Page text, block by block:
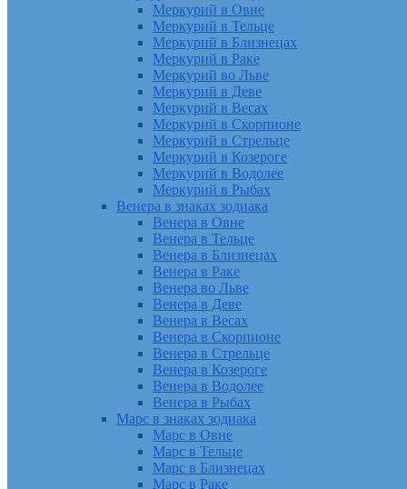
Меркурий в Овне
Меркурий в Тельце
Меркурий в Близнецах
Меркурий в Раке
Меркурий во Льве
Меркурий в Деве
Меркурий в Весах
Меркурий в Скорпионе
Меркурий в Стрельце
Меркурий в Козероге
Меркурий в Водолее
Меркурий в Рыбах
Венера в знаках зодиака
Венера в Овне
Венера в Тельце
Венера в Близнецах
Венера в Раке
Венера во Льве
Венера в Деве
Венера в Весах
Венера в Скорпионе
Венера в Стрельце
Венера в Козероге
Венера в Водолее
Венера в Рыбах
Марс в знаках зодиака
Марс в Овне
Марс в Тельце
Марс в Близнецах
Марс в Раке